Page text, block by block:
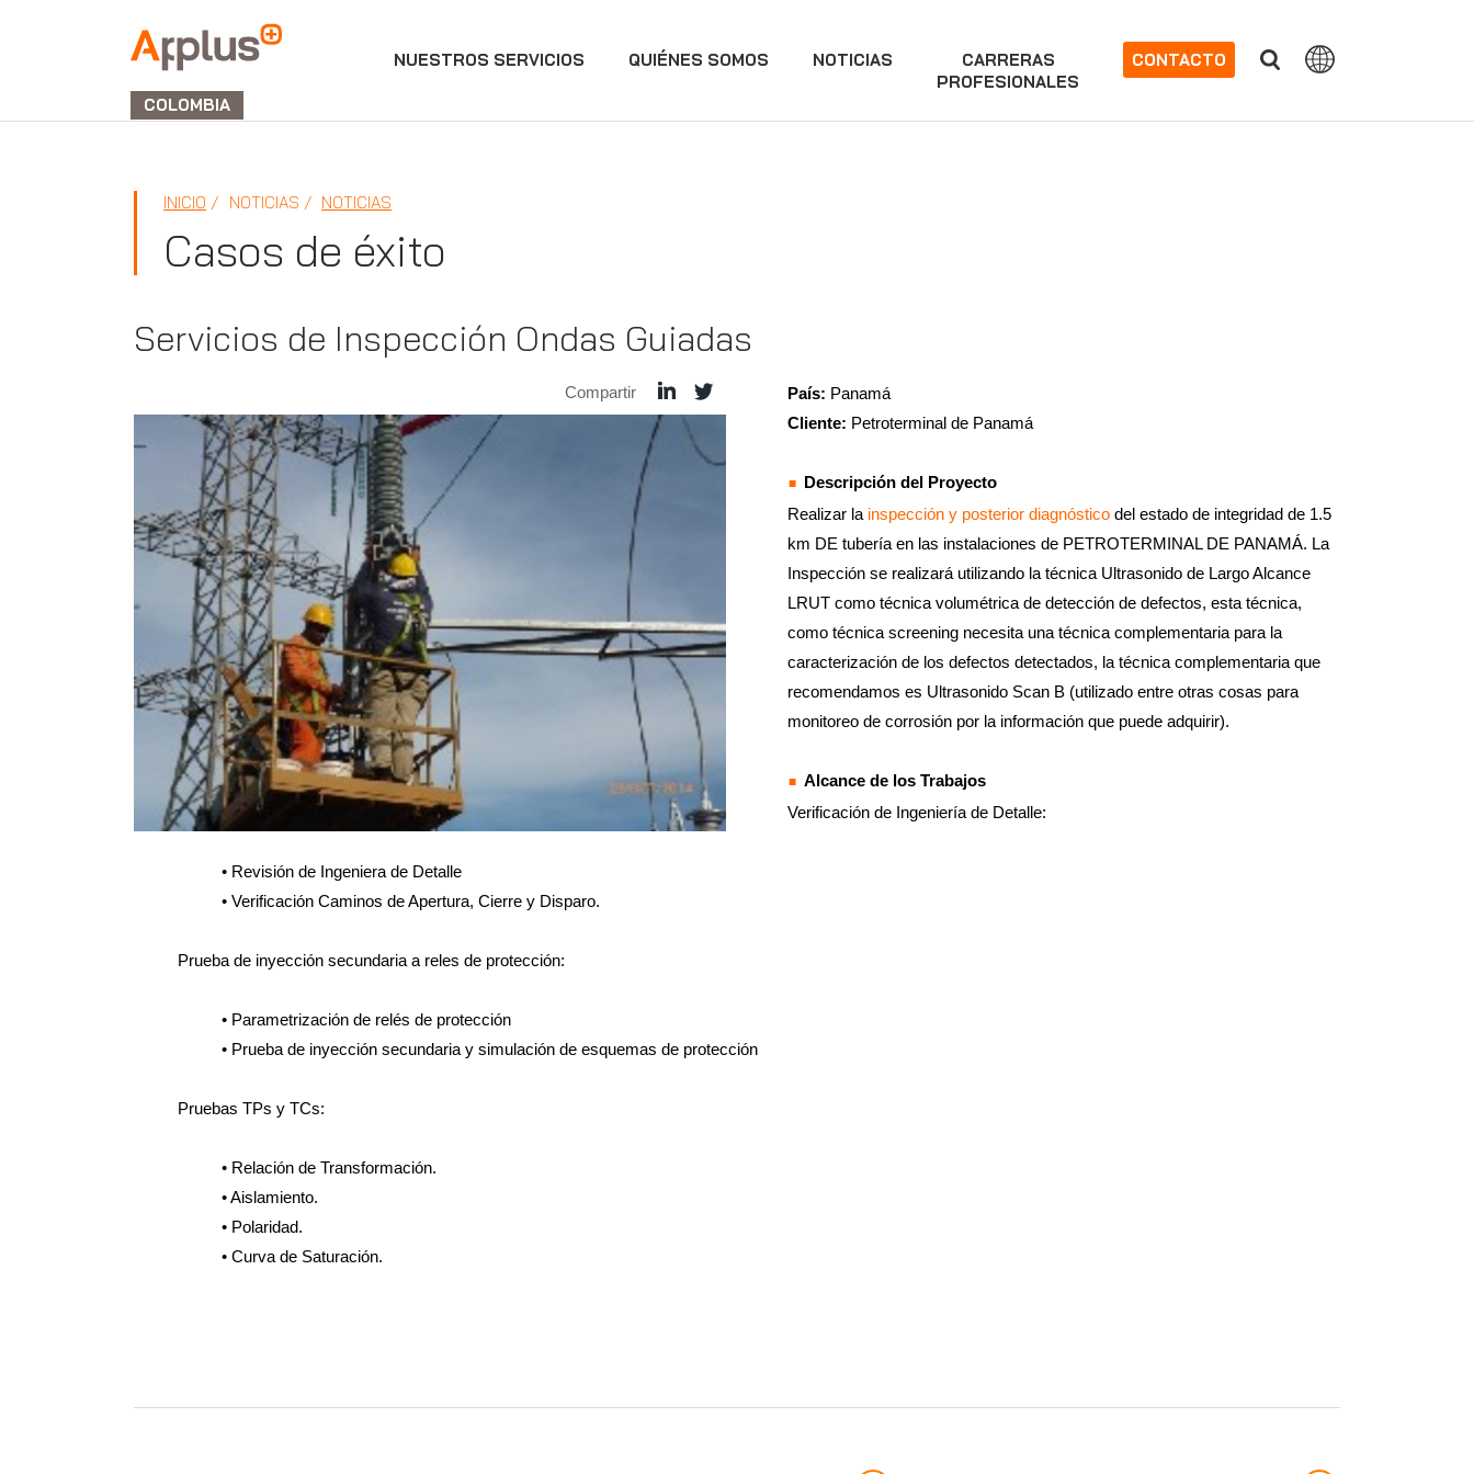
APPLUS+
GROUP
COLOMBIA
NUESTROS SERVICIOS QUIÉNES SOMOS NOTICIAS
CARRERAS
PROFESIONALES
CONTACTO
INICIO NOTICIAS NOTICIAS
Casos de éxito
Servicios de Inspección Ondas Guiadas
Compartir País: Panamá
Cliente: Petroterminal de Panamá
Descripción del Proyecto
Realizar la inspección y posterior diagnóstico del estado de integridad de 1.5
km DE tubería en las instalaciones de PETROTERMINAL DE PANAMÁ. La
Inspección se realizará utilizando la técnica Ultrasonido de Largo Alcance
LRUT como técnica volumétrica de detección de defectos, esta técnica,
como técnica screening necesita una técnica complementaria para la
caracterización de los defectos detectados, la técnica complementaria que
recomendamos es Ultrasonido Scan B (utilizado entre otras cosas para
monitoreo de corrosión por la información que puede adquirir).
Alcance de los Trabajos
Verificación de Ingeniería de Detalle:
• Revisión de Ingeniera de Detalle
• Verificación Caminos de Apertura, Cierre y Disparo.
Prueba de inyección secundaria a reles de protección:
• Parametrización de relés de protección
• Prueba de inyección secundaria y simulación de esquemas de protección
Pruebas TPs y TCs:
• Relación de Transformación.
• Aislamiento.
• Polaridad.
• Curva de Saturación.